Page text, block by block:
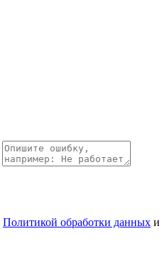
Политикой обработки данных и